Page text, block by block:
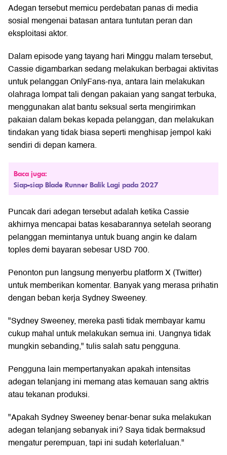
Adegan tersebut memicu perdebatan panas di media
sosial mengenai batasan antara tuntutan peran dan
eksploitasi aktor.
Dalam episode yang tayang hari Minggu malam tersebut,
Cassie digambarkan sedang melakukan berbagai aktivitas
untuk pelanggan OnlyFans-nya, antara lain melakukan
olahraga lompat tali dengan pakaian yang sangat terbuka,
menggunakan alat bantu seksual serta mengirimkan
pakaian dalam bekas kepada pelanggan, dan melakukan
tindakan yang tidak biasa seperti menghisap jempol kaki
sendiri di depan kamera.
Baca juga:
Siap-siap Blade Runner Balik Lagi pada 2027
Puncak dari adegan tersebut adalah ketika Cassie
akhirnya mencapai batas kesabarannya setelah seorang
pelanggan memintanya untuk buang angin ke dalam
toples demi bayaran sebesar USD 700.
Penonton pun langsung menyerbu platform X (Twitter)
untuk memberikan komentar. Banyak yang merasa prihatin
dengan beban kerja Sydney Sweeney.
"Sydney Sweeney, mereka pasti tidak membayar kamu
cukup mahal untuk melakukan semua ini. Uangnya tidak
mungkin sebanding," tulis salah satu pengguna.
Pengguna lain mempertanyakan apakah intensitas
adegan telanjang ini memang atas kemauan sang aktris
atau tekanan produksi.
"Apakah Sydney Sweeney benar-benar suka melakukan
adegan telanjang sebanyak ini? Saya tidak bermaksud
mengatur perempuan, tapi ini sudah keterlaluan."